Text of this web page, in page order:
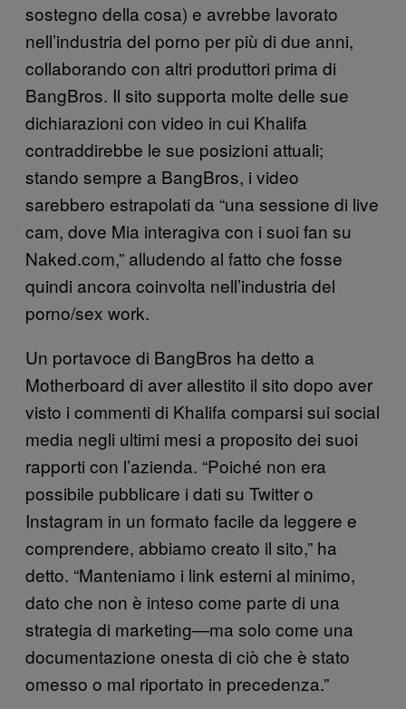
sostegno della cosa) e avrebbe lavorato
nell’industria del porno per più di due anni,
collaborando con altri produttori prima di
BangBros. Il sito supporta molte delle sue
dichiarazioni con video in cui Khalifa
contraddirebbe le sue posizioni attuali;
stando sempre a BangBros, i video
sarebbero estrapolati da “una sessione di live
cam, dove Mia interagiva con i suoi fan su
Naked.com,” alludendo al fatto che fosse
quindi ancora coinvolta nell’industria del
porno/sex work.
Un portavoce di BangBros ha detto a
Motherboard di aver allestito il sito dopo aver
visto i commenti di Khalifa comparsi sui social
media negli ultimi mesi a proposito dei suoi
rapporti con l’azienda. “Poiché non era
possibile pubblicare i dati su Twitter o
Instagram in un formato facile da leggere e
comprendere, abbiamo creato il sito,” ha
detto. “Manteniamo i link esterni al minimo,
dato che non è inteso come parte di una
strategia di marketing—ma solo come una
documentazione onesta di ciò che è stato
omesso o mal riportato in precedenza.”